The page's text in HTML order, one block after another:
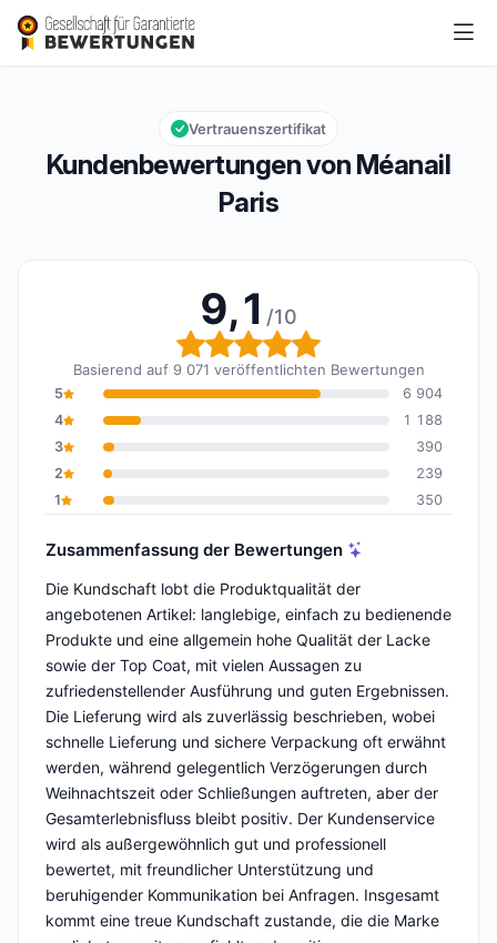
Méanail Paris
Gesamtbewertung: 9,1 von 10
9,1/10
Kundenbewertungen von Méanail
Paris
Vertrauenszertifikat
9,1 /10
Gesamtbewertung: 9,1
Basierend auf 9 071 veröffentlichten Bewertungen
5
6 904
4
1 188
3
390
2
239
1
350
Zusammenfassung der Bewertungen
Die Kundschaft lobt die Produktqualität der
angebotenen Artikel: langlebige, einfach zu bedienende
Produkte und eine allgemein hohe Qualität der Lacke
sowie der Top Coat, mit vielen Aussagen zu
zufriedenstellender Ausführung und guten Ergebnissen.
Die Lieferung wird als zuverlässig beschrieben, wobei
schnelle Lieferung und sichere Verpackung oft erwähnt
werden, während gelegentlich Verzögerungen durch
Weihnachtszeit oder Schließungen auftreten, aber der
Gesamterlebnisfluss bleibt positiv. Der Kundenservice
wird als außergewöhnlich gut und professionell
bewertet, mit freundlicher Unterstützung und
beruhigender Kommunikation bei Anfragen. Insgesamt
kommt eine treue Kundschaft zustande, die die Marke